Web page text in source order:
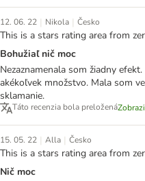
12. 06. 22 | Nikola | Česko
This is a stars rating area from
Bohužiaľ nič moc
Nezaznamenala som žiadny
akékoľvek množstvo. Mala som
sklamanie.
Táto recenzia bola preložená
15. 05. 22 | Alla | Česko
This is a stars rating area from
Nič moc